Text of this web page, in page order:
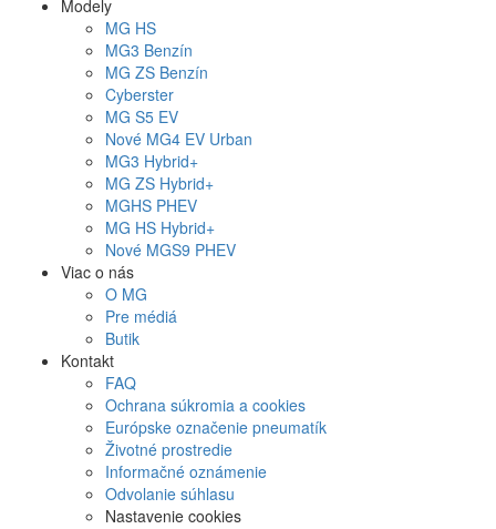
Modely
MG HS
MG3 Benzín
MG ZS Benzín
Cyberster
MG S5 EV
Nové MG4 EV Urban
MG3 Hybrid+
MG ZS Hybrid+
MGHS PHEV
MG HS Hybrid+
Nové MGS9 PHEV
Viac o nás
O MG
Pre médiá
Butik
Kontakt
FAQ
Ochrana súkromia a cookies
Európske označenie pneumatík
Životné prostredie
Informačné oznámenie
Odvolanie súhlasu
Nastavenie cookies